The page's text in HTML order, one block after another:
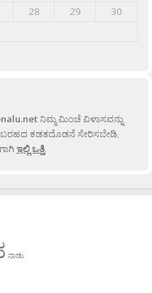
28 29
30
ನಿಮ್ಮ ಮಿಂಚೆ ವಿಳಾಸವನ್ನು
ಬರಹದ ಕಡತದೊಡನೆ ಸೇರಿಸಬೇಡಿ,
ಇಲ್ಲಿ ಒತ್ತಿ.
ನಾಡು